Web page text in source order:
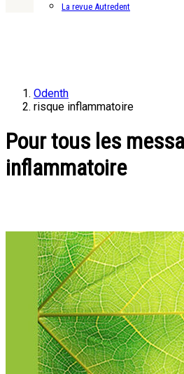
La revue Autredent
Odenth
risque inflammatoire
Pour tous les
inflammatoire